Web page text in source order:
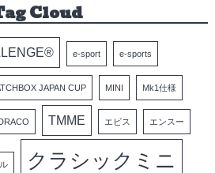
Cloud
e-sport e-sports
JAPAN CUP MINI Mk1仕様
TMME エビス エンスー
クラシックミニ